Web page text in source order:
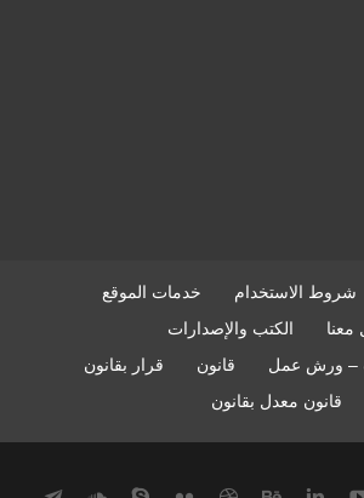
شروط الاستخدام
خدمات الموقع
معنا
الكتب والإصدارات
– ورش عمل
قانون
قرار بقانون
قانون معدل بقانون